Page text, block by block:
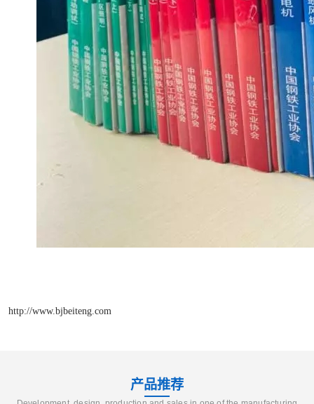
http://www.bjbeiteng.com
产品推荐